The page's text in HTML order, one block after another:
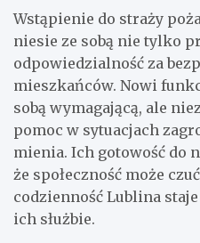
Wstąpienie do straży
niesie ze sobą nie tylko
odpowiedzialność za
mieszkańców. Nowi
sobą wymagającą, ale
pomoc w sytuacjach
mienia. Ich gotowość do
że społeczność może
codzienność Lublina
ich służbie.